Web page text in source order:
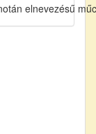
elnevezésű